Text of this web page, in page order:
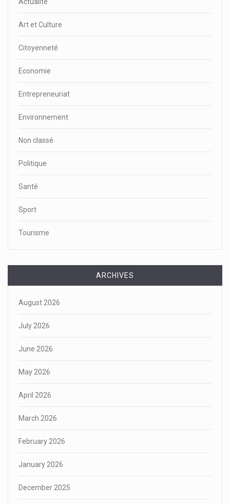
Art et Culture
Citoyenneté
Economie
Entrepreneuriat
Environnement
Non classé
Politique
Santé
Sport
Tourisme
ARCHIVES
August 2026
July 2026
June 2026
May 2026
April 2026
March 2026
February 2026
January 2026
December 2025